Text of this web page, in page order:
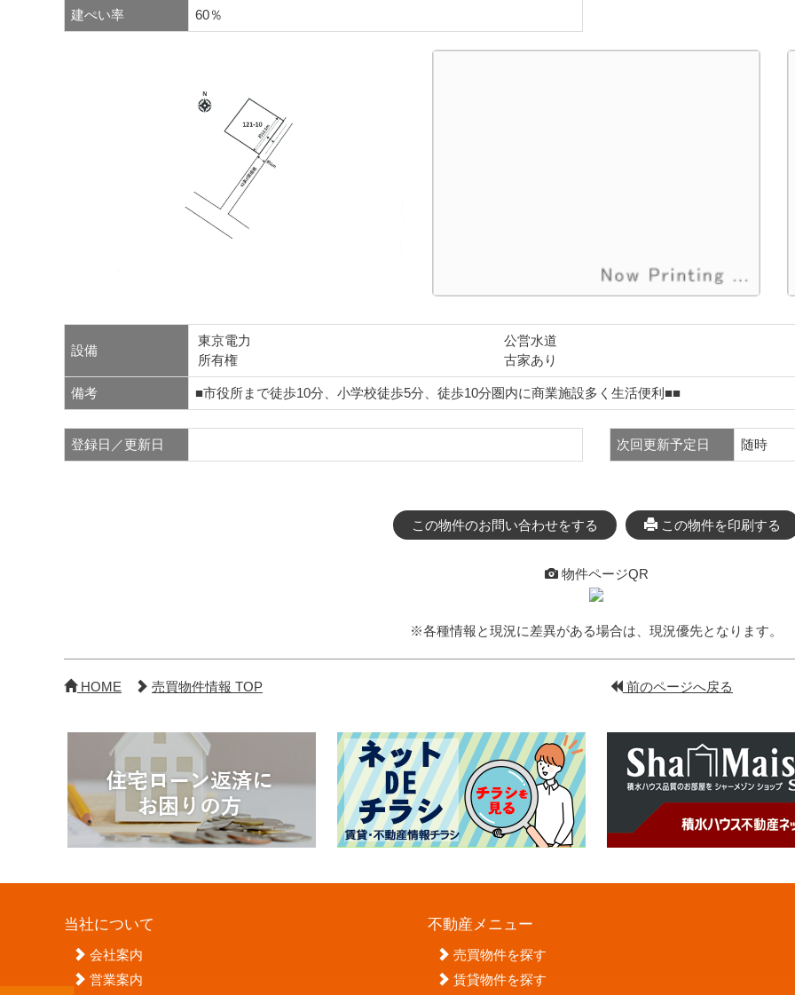
建ぺい率 60％
設備
東京電力
公営水道
所有権
古家あり
備考 ■市役所まで徒歩10分、小学校徒歩5分、徒歩10分圏内に商業施設多く生活便利■■
登録日／更新日 次回更新予定日 随時
この物件のお問い合わせをする この物件を印刷する
物件ページQR
※各種情報と現況に差異がある場合は、現況優先となります。
HOME 売買物件情報 TOP 前のページへ戻る
当社について
会社案内
営業案内
不動産メニュー
売買物件を探す
賃貸物件を探す